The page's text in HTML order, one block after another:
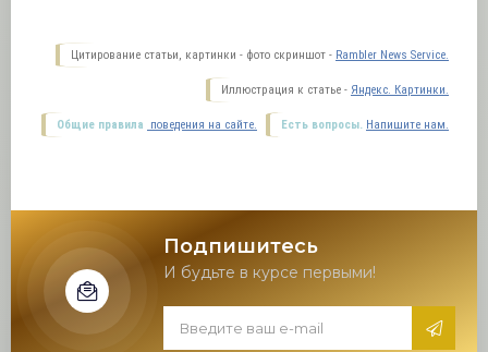
Цитирование статьи, картинки - фото скриншот - Rambler News Service.
Иллюстрация к статье - Яндекс. Картинки.
Есть вопросы. Напишите нам.
Общие правила поведения на сайте.
Подпишитесь
И будьте в курсе первыми!